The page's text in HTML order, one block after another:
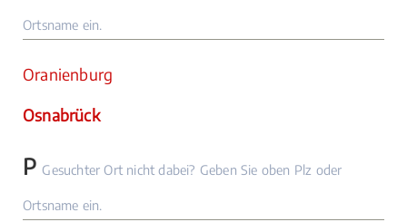
Ortsname ein.
Oranienburg
Osnabrück
P Gesuchter Ort nicht dabei? Geben Sie oben Plz oder
Ortsname ein.